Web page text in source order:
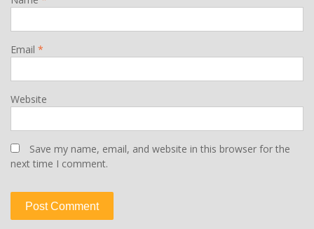
Email *
Website
Save my name, email, and website in this browser for the
next time I comment.